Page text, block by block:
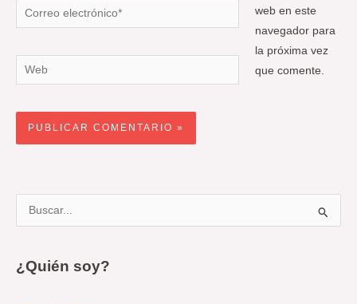
Correo
electrónico*
Web
web en este
navegador para
la próxima vez
que comente.
¿Quién soy?